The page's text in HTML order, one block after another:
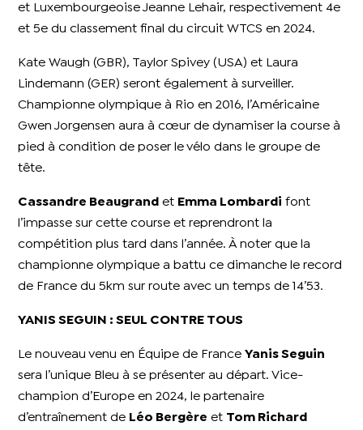
et Luxembourgeoise Jeanne Lehair, respectivement 4e
et 5e du classement final du circuit WTCS en 2024.
Kate Waugh (GBR), Taylor Spivey (USA) et Laura
Lindemann (GER) seront également à surveiller.
Championne olympique à Rio en 2016, l’Américaine
Gwen Jorgensen aura à cœur de dynamiser la course à
pied à condition de poser le vélo dans le groupe de
tête.
Cassandre Beaugrand et Emma Lombardi font
l’impasse sur cette course et reprendront la
compétition plus tard dans l’année. À noter que la
championne olympique a battu ce dimanche le record
de France du 5km sur route avec un temps de 14’53.
YANIS SEGUIN : SEUL CONTRE TOUS
Le nouveau venu en Équipe de FranceYanis Seguin
sera l’unique Bleu à se présenter au départ. Vice-
champion d’Europe en 2024, le partenaire
d’entraînement de Léo Bergère et Tom Richard